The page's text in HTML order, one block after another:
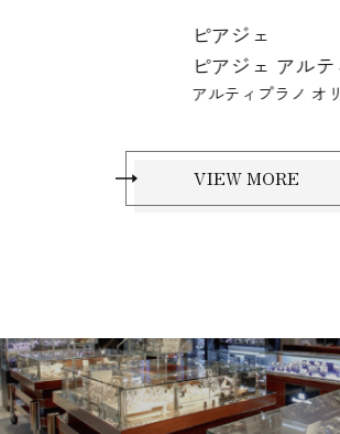
ピアジェ アルティプラノ
アルティプラノ オリジン
VIEW MORE